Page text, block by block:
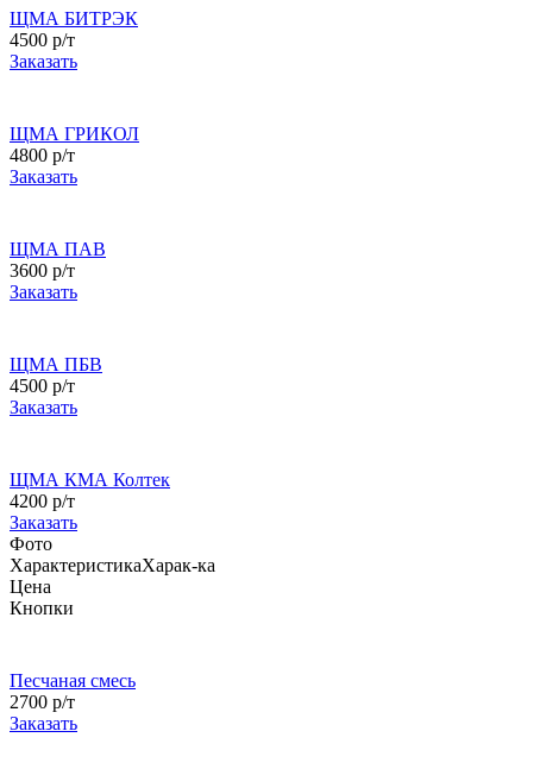
ЩМА БИТРЭК
4500 р/т
Заказать
ЩМА ГРИКОЛ
4800 р/т
Заказать
ЩМА ПАВ
3600 р/т
Заказать
ЩМА ПБВ
4500 р/т
Заказать
ЩМА КМА Колтек
4200 р/т
Заказать
Фото
ХарактеристикаХарак-ка
Цена
Кнопки
Песчаная смесь
2700 р/т
Заказать